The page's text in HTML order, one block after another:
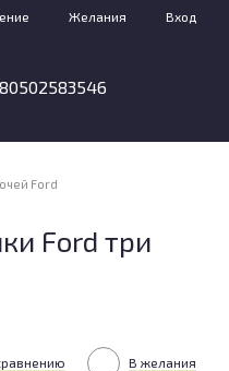
Желания Вход
Ford
Ford три
В желания